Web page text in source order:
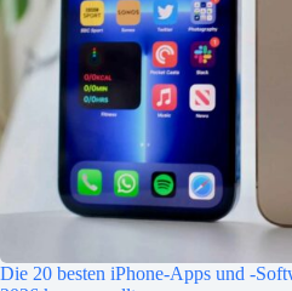
Die 20 besten iPhone-Apps und -